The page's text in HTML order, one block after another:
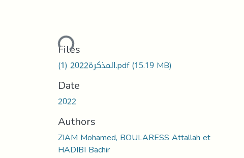
Loading...
Files
المذكرة2022 (1).pdf(15.19 MB)
Date
2022
Authors
ZIAM Mohamed, BOULARESS Attallah et
HADIBI Bachir